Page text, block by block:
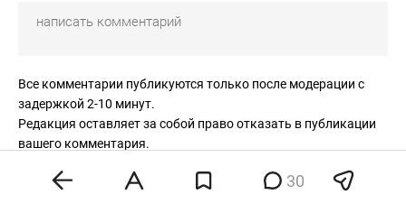
Все комментарии публикуются только после модерации с
задержкой 2-10 минут.
Редакция оставляет за собой право отказать в публикации
вашего комментария.
30